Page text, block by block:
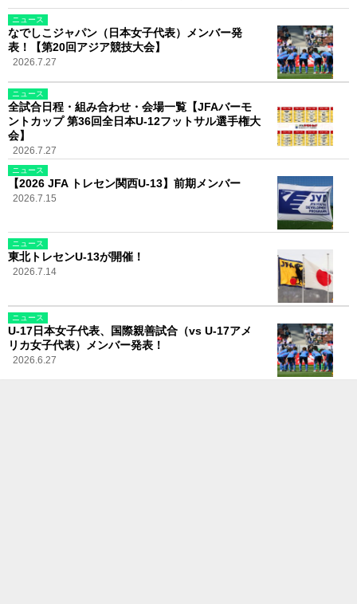
ニュース
なでしこジャパン（日本女子代表）メンバー発
表！【第20回アジア競技大会】
2026.7.27
ニュース
全試合日程・組み合わせ・会場一覧【JFAバーモ
ントカップ 第36回全日本U-12フットサル選手権大
会】
2026.7.27
ニュース
【2026 JFA トレセン関西U-13】前期メンバー
2026.7.15
ニュース
東北トレセンU-13が開催！
2026.7.14
ニュース
U-17日本女子代表、国際親善試合（vs U-17アメ
リカ女子代表）メンバー発表！
2026.6.27